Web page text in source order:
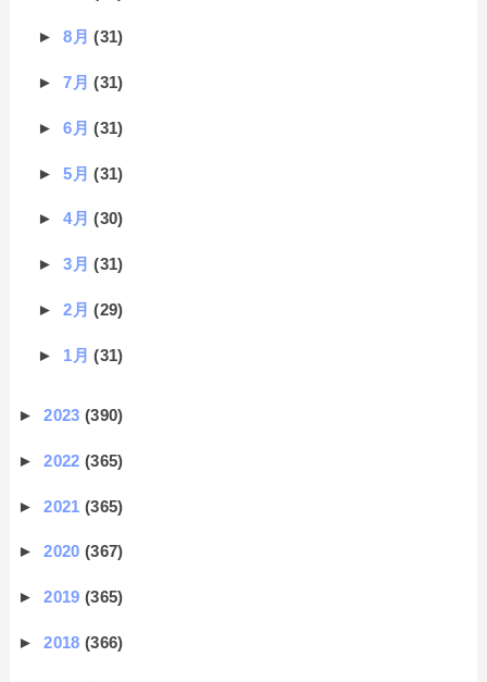
►8月(31)
►7月(31)
►6月(31)
►5月(31)
►4月(30)
►3月(31)
►2月(29)
► 1月(31)
►2023(390)
►2022(365)
►2021(365)
►2020(367)
►2019(365)
►2018(366)